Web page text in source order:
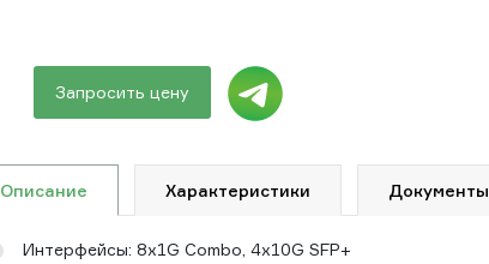
Запросить цену
Описание Характеристики Документы
Интерфейсы: 8x1G Combo, 4x10G SFP+